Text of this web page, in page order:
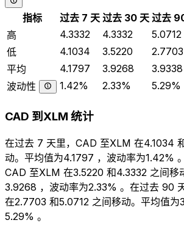
指标 过去 7 天 过去 30 天 过去
高
4.3332 4.3332
5.0712
低
4.1034 3.5220
2.7703
平均
4.1797 3.9268
3.9338
波动性
1.42% 2.33% 5.29%
CAD 到XLM 统计
在过去 7 天里，CAD 至XLM 在4.1034
动。平均值为4.1797 ，波动率为1.42%
CAD 至XLM 在3.5220 和4.3332 之间移
3.9268 ，波动率为2.33% 。在过去 90
在2.7703 和5.0712 之间移动。平均值为
5.29% 。